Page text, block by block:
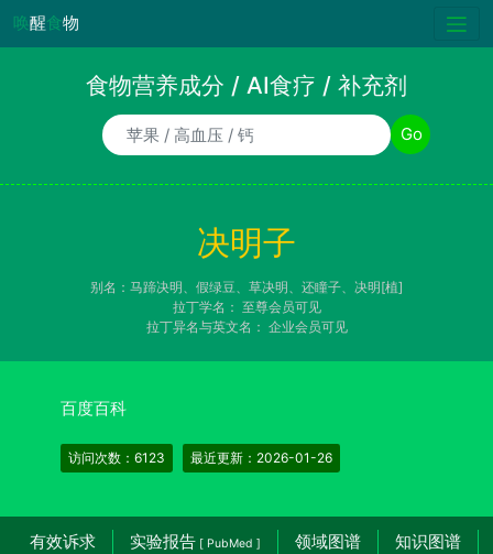
唤醒食物
食物营养成分 / AI食疗 / 补充剂
食物/AI食疗诉求/补充剂名称 Go
决明子
别名：马蹄决明、假绿豆、草决明、还瞳子、决明[植]
拉丁学名： 至尊会员可见
拉丁异名与英文名： 企业会员可见
百度百科
访问次数：6123 最近更新：2026-01-26
有效诉求 实验报告 [ PubMed ] 领域图谱
知识图谱